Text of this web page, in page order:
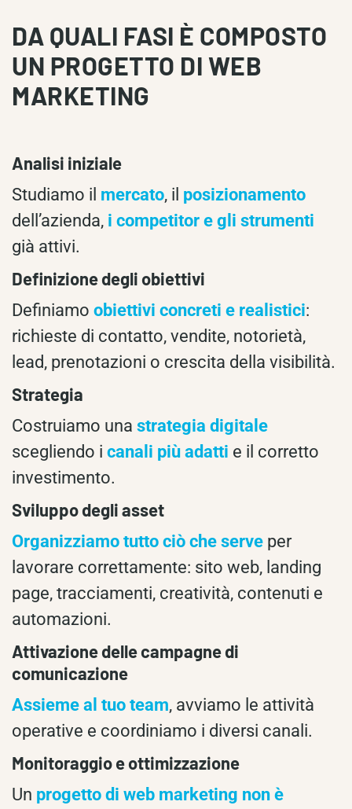
DA QUALI FASI È COMPOSTO
UN PROGETTO DI WEB
MARKETING
Analisi iniziale
Studiamo il mercato, il posizionamento
dell’azienda, i competitor e gli strumenti
già attivi.
Definizione degli obiettivi
Definiamo obiettivi concreti e realistici:
richieste di contatto, vendite, notorietà,
lead, prenotazioni o crescita della visibilità.
Strategia
Costruiamo una strategia digitale
scegliendo i canali più adatti e il corretto
investimento.
Sviluppo degli asset
Organizziamo tutto ciò che serve per
lavorare correttamente: sito web, landing
page, tracciamenti, creatività, contenuti e
automazioni.
Attivazione delle campagne di
comunicazione
Assieme al tuo team, avviamo le attività
operative e coordiniamo i diversi canali.
Monitoraggio e ottimizzazione
Un progetto di web marketing non è